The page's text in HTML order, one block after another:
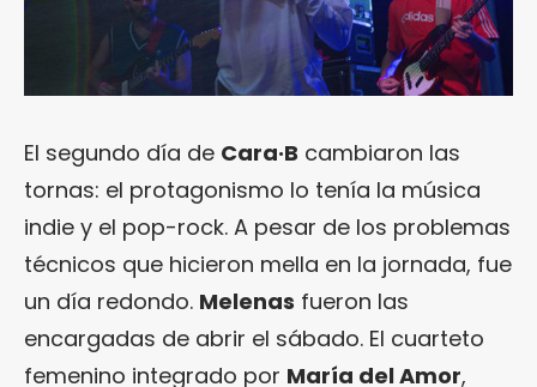
El segundo día de Cara·B cambiaron las
tornas: el protagonismo lo tenía la música
indie y el pop-rock. A pesar de los problemas
técnicos que hicieron mella en la jornada, fue
un día redondo. Melenas fueron las
encargadas de abrir el sábado. El cuarteto
femenino integrado por María del Amor,